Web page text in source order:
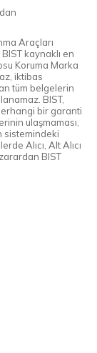
Araçları
kaynaklı en
Koruma Marka
iktibas
tüm belgelerin
BIST,
bir garanti
ulaşmaması,
sistemindeki
Alıcı, Alt Alıcı
BIST